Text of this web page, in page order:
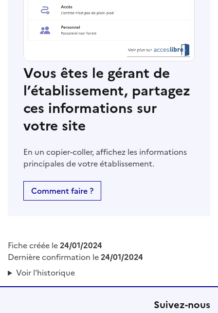
Vous êtes le gérant de
l’établissement, partagez
ces informations sur
votre site
En un copier-coller, affichez les informations
principales de votre établissement.
Comment faire ?
Fiche créée le24/01/2024
Dernière confirmation le24/01/2024
Voir l'historique
Suivez-nous